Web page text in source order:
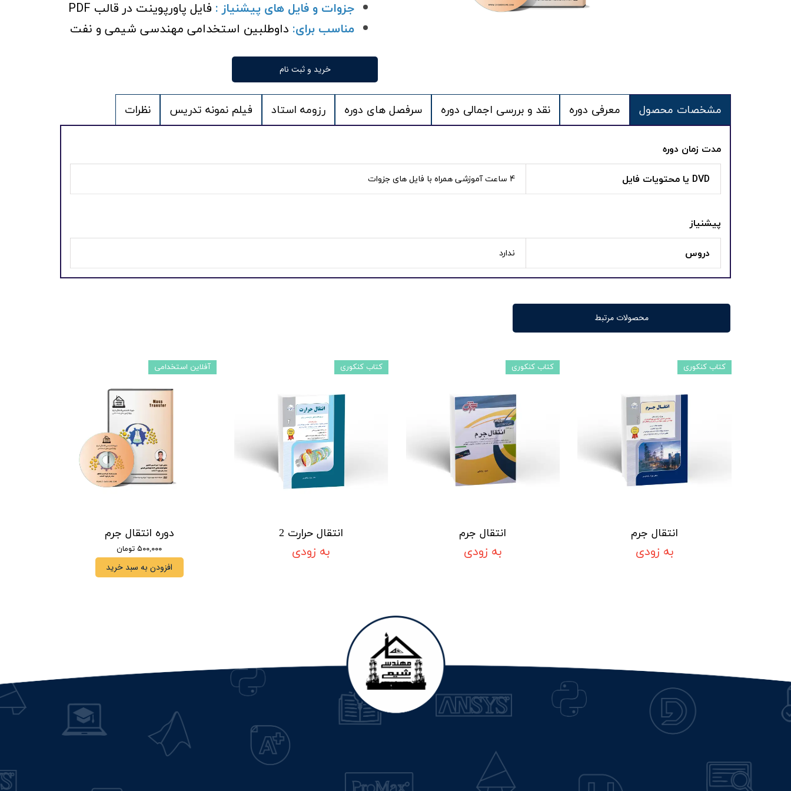
جزوات و فایل های پیشنیاز : فایل پاورپوینت در قالب PDF
مناسب برای: داوطلبین استخدامی مهندسی شیمی و نفت
خرید و ثبت نام
مشخصات محصول معرفی دوره نقد و بررسی اجمالی دوره سرفصل های دوره رزومه استاد فیلم نمونه تدریس نظرات
مدت زمان دوره
DVD یا محتویات فایل
4 ساعت آموزشی همراه با فایل های جزوات
پیشنیاز
دروس
ندارد
انتقال جرم
به زودی
کتاب کنکوری
انتقال جرم
به زودی
کتاب کنکوری
انتقال حرارت 2
به زودی
کتاب کنکوری
دوره انتقال جرم
۵۰۰,۰۰۰ تومان
افزودن به سبد خرید
آفلاین استخدامی
محصولات مرتبط